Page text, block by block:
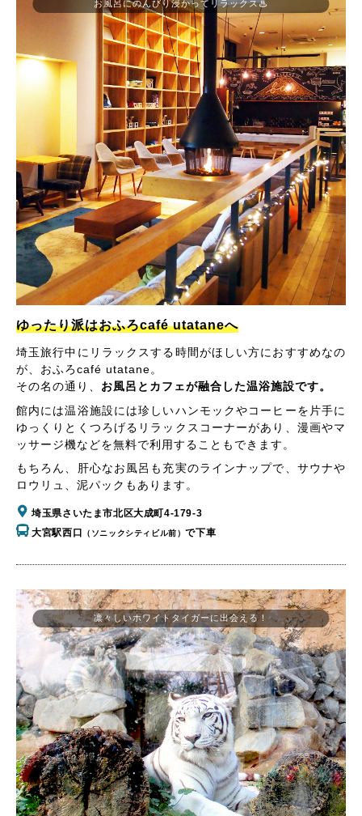
ゆったり派はおふろcafé utataneへ
埼玉旅行中にリラックスする時間がほしい方におすすめなの
が、おふろcafé utatane。
その名の通り、 お風呂とカフェが融合した温浴施設です。
館内には温浴施設には珍しいハンモックやコーヒーを片手に
ゆっくりとくつろげるリラックスコーナーがあり、漫画やマ
ッサージ機などを無料で利用することもできます。
もちろん、肝心なお風呂も充実のラインナップで、サウナや
ロウリュ、泥パックもあります。
埼玉県さいたま市北区大成町4-179-3
大宮駅西口
（ソニックシティビル前）で下車
お風呂にのんびり浸かってリラックス♨
凛々しいホワイトタイガーに出会える！